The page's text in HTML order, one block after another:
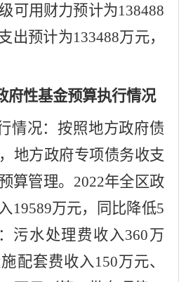
可用财力预计为138488
出预计为133488万元，
府性基金预算执行情况
情况：按照地方政府债
地方政府专项债务收支
算管理。 2022年全区政
19589万元，同比降低5
污水处理费收入360万
配套费收入150万元、